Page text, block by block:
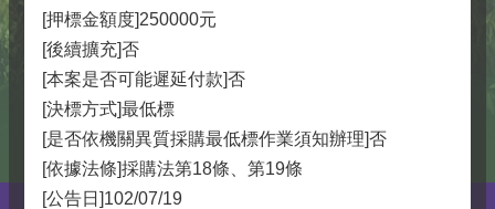
[押標金額度]250000元
[後續擴充]否
[本案是否可能遲延付款]否
[決標方式]最低標
[是否依機關異質採購最低標作業須知辦理]否
[依據法條]採購法第18條、第19條
[公告日]102/07/19